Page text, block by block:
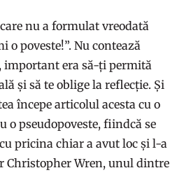
nu a formulat vreodată
o poveste!”. Nu contează
important era să-ți permită
și să te oblige la reflecție. Și
începe articolul acesta cu o
o pseudopoveste, fiindcă se
pricina chiar a avut loc și l-a
Christopher Wren, unul dintre